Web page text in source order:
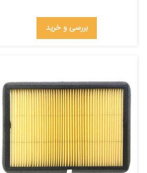
بررسی و خرید